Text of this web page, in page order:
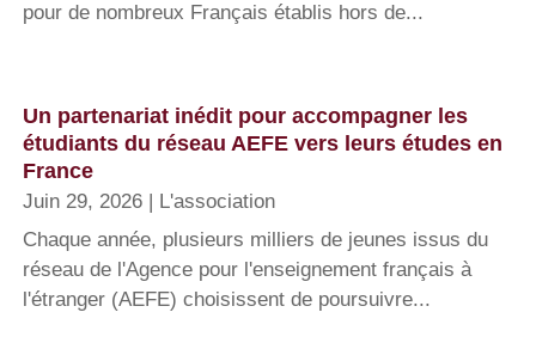
pour de nombreux Français établis hors de...
Un partenariat inédit pour accompagner les
étudiants du réseau AEFE vers leurs études en
France
Juin 29, 2026
L'association
Chaque année, plusieurs milliers de jeunes issus du
réseau de l'Agence pour l'enseignement français à
l'étranger (AEFE) choisissent de poursuivre...